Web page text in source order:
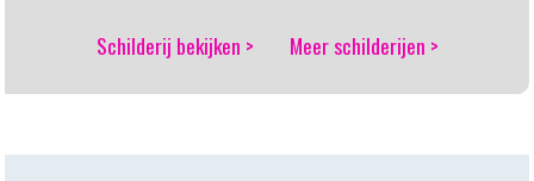
Schilderij bekijken > Meer schilderijen >